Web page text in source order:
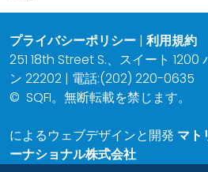
プライバシーポリシー | 利用規約
251 18th Street S.、スイート 1200
ン 22202 | 電話:(202) 220-0635
© SQFI。無断転載を禁じます。
によるウェブデザインと開発 マト
ーナショナル株式会社